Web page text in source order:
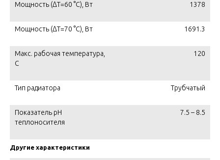
Мощность (ΔT=60 °C), Вт 1378
Мощность (ΔT=70 °C), Вт 1691.3
Макс. рабочая температура,
C
120
Тип радиатора Трубчатый
Показатель pH
теплоносителя
7.5 – 8.5
Другие характеристики